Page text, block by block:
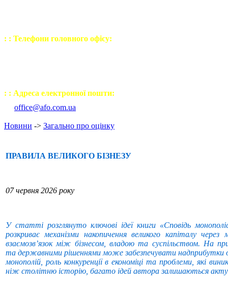
: : Телефони головного офісу:
: : Адреса електронної пошти:
office@afo.com.ua
Новини -> Загально про оцінку
ПРАВИЛА ВЕЛИКОГО БІЗНЕЗУ
07 червня 2026 року
У статті розглянуто ключові ідеї книги «Сповідь
розкриває механізми накопичення великого капіталу
взаємозв’язок між бізнесом, владою та суспільством. На
та державними рішеннями може забезпечувати надприбутки
монополій, роль конкуренції в економіці та проблеми, які
ніж столітню історію, багато ідей автора залишаються